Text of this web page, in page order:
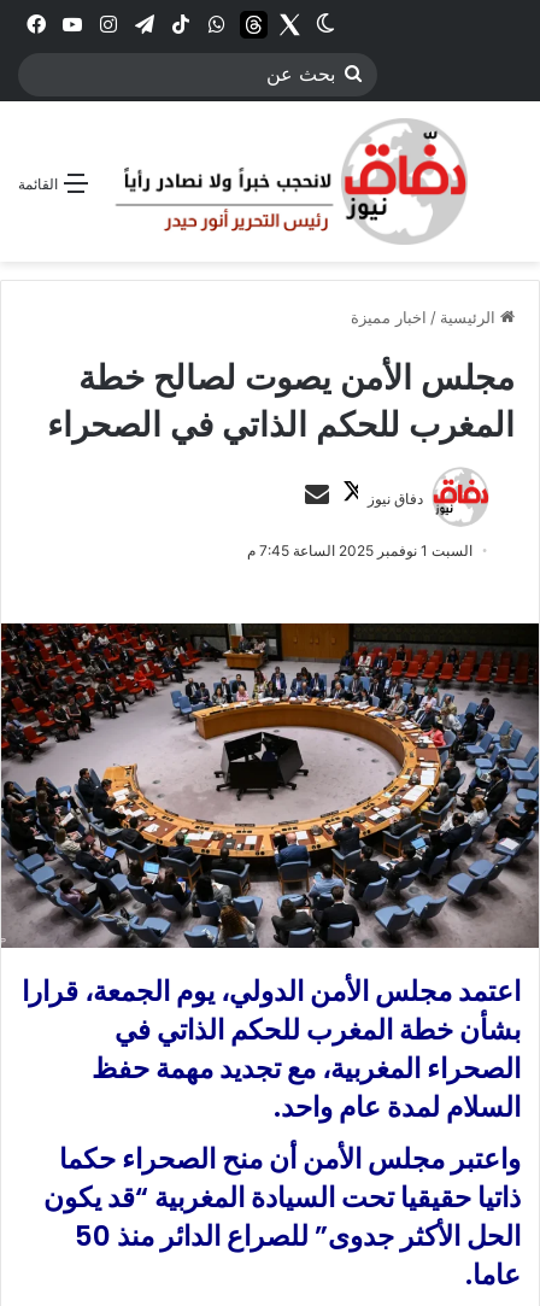
انستقرامتيلقرام‫TikTokواتسابthreadsTwitter
الوضع المظلم
بحث
القائمة
الرئيسية / اخبار مميزة
مجلس الأمن يصوت لصالح خطة
المغرب للحكم الذاتي في الصحراء
دفاق نيوز
ت
ب
ل
ى
X
س
ر
ي
د
ا
إ
ل
ك
ت
ر
و
ن
ي
ا
السبت 1 نوفمبر 2025 الساعة 7:45 م
اعتمد مجلس الأمن الدولي، يوم الجمعة، قرارا
بشأن خطة المغرب للحكم الذاتي في
الصحراء المغربية، مع تجديد مهمة حفظ
السلام لمدة عام واحد.
واعتبر مجلس الأمن أن منح الصحراء حكما
ذاتيا حقيقيا تحت السيادة المغربية “قد يكون
الحل الأكثر جدوى” للصراع الدائر منذ 50
عاما.